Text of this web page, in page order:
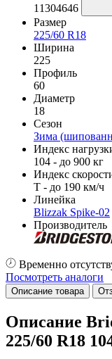
11304646
Размер
225/60 R18
Ширина
225
Профиль
60
Диаметр
18
Сезон
Зима
Индекс
104 - до 900 кг
Индекс
T - до 190 км/ч
Линейка
Blizzak Spike-02
Производитель
Временно
Посмотреть аналоги
Описание товара
Описание
225/60 R18